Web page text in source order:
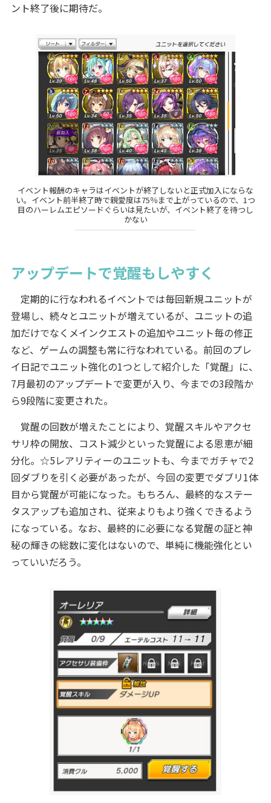
ント終了後に期待だ。
イベント報酬のキャラはイベントが終了しないと正式加入にならな
い。イベント前半終了時で親愛度は75％まで上がっているので、1つ
目のハーレムエピソードぐらいは見たいが、イベント終了を待つし
かない
アップデートで覚醒もしやすく
定期的に行なわれるイベントでは毎回新規ユニットが
登場し、続々とユニットが増えているが、ユニットの追
加だけでなくメインクエストの追加やユニット毎の修正
など、ゲームの調整も常に行なわれている。前回のプレ
イ日記でユニット強化の1つとして紹介した「覚醒」に、
7月最初のアップデートで変更が入り、今までの3段階か
ら9段階に変更された。
覚醒の回数が増えたことにより、覚醒スキルやアクセ
サリ枠の開放、コスト減少といった覚醒による恩恵が細
分化。☆5レアリティーのユニットも、今までガチャで2
回ダブりを引く必要があったが、今回の変更でダブリ1体
目から覚醒が可能になった。もちろん、最終的なステー
タスアップも追加され、従来よりもより強くできるよう
になっている。なお、最終的に必要になる覚醒の証と神
秘の輝きの総数に変化はないので、単純に機能強化とい
っていいだろう。